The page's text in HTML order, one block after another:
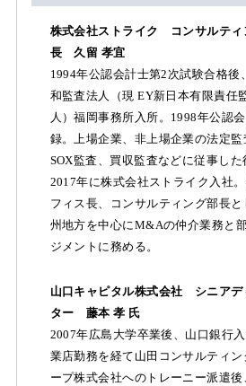
株式会社ストライク コンサルティ
長 久留 孝宜
1994年公認会計士第2次試験合格後
和監査法人（現 EY新日本有限責任
人）福岡事務所入所。1998年公認
録。上場企業、非上場企業の法定監
SOX監査、買収監査などに従事した
2017年に株式会社ストライク入社
フィス長、コンサルティング部長と
州地方を中心にM&Aの仲介業務と
ジメントに務める。
山口キャピタル株式会社 シニアデ
ター 藤本 孝 氏
2007年広島大学卒業後、山口銀行
業店勤務を経て山田コンサルティン
ープ株式会社へのトレーニー派遣後